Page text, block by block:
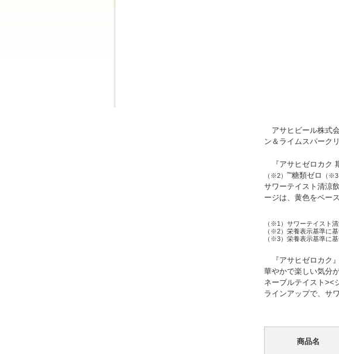
アサヒビール株式
ン＆ライムスパーク
『アサヒゼロカク
（※2） ”“糖類ゼロ （※3
サワーテイスト清涼
ージは、黄色をベー
（※1）サワーテイスト
（※2）栄養表示基準に
（※3）栄養表示基準に
『アサヒゼロカク
華やかで楽しい気分
ネーブルテイスト><
ラインアップで、サ
商品名